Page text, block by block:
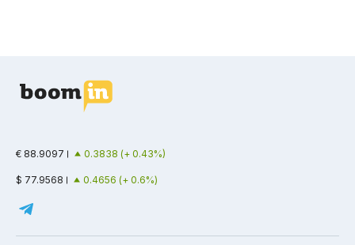
€ 88.9097 0.3838 (+ 0.43%)
$ 77.9568 0.4656 (+ 0.6%)